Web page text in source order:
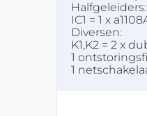
Halfgeleiders:
IC1 = 1 x
Diversen:
K1,K2 = 2 x
1
1